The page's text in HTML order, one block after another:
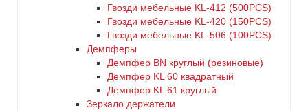
Гвозди мебельные KL-412 (500PCS)
Гвозди мебельные KL-420 (150PCS)
Гвозди мебельные KL-506 (100PCS)
Демпферы
Демпфер BN круглый (резиновые)
Демпфер KL 60 квадратный
Демпфер KL 61 круглый
Зеркало держатели